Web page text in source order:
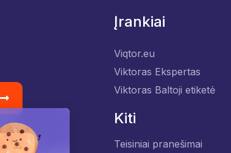
Įrankiai
Viqtor.eu
Viktoras Ekspertas
Viktoras Baltoji etiketė
Kiti
Teisiniai pranešimai